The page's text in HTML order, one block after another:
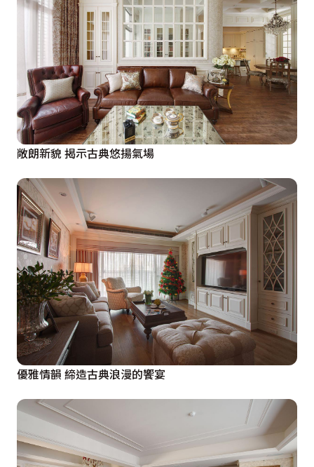
敞朗新貌 揭示古典悠揚氣場
優雅情韻 締造古典浪漫的饗宴